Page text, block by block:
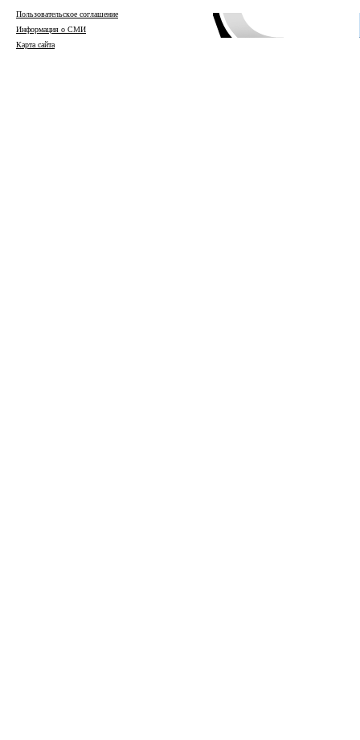
Пользовательское соглашение
Информация о СМИ
Карта сайта